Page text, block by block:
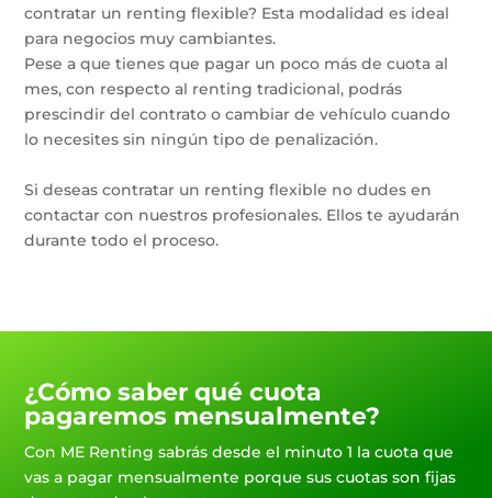
contratar un renting flexible? Esta modalidad es ideal
para negocios muy cambiantes.
Pese a que tienes que pagar un poco más de cuota al
mes, con respecto al renting tradicional, podrás
prescindir del contrato o cambiar de vehículo cuando
lo necesites sin ningún tipo de penalización.
Si deseas contratar un renting flexible no dudes en
contactar con nuestros profesionales. Ellos te ayudarán
durante todo el proceso.
¿Cómo saber qué cuota
pagaremos mensualmente?
Con ME Renting sabrás desde el minuto 1 la cuota que
vas a pagar mensualmente porque sus cuotas son fijas